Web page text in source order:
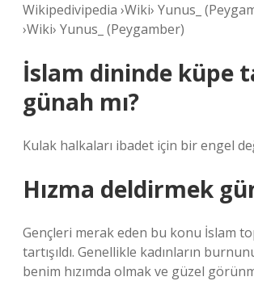
Wikipedivipedia ›Wiki› Yunus_
›Wiki› Yunus_ (Peygamber)
İslam dininde küpe
günah mı?
Kulak halkaları ibadet için bir engel
Hızma deldirmek
Gençleri merak eden bu konu İslam
tartışıldı. Genellikle kadınların
benim hızımda olmak ve güzel